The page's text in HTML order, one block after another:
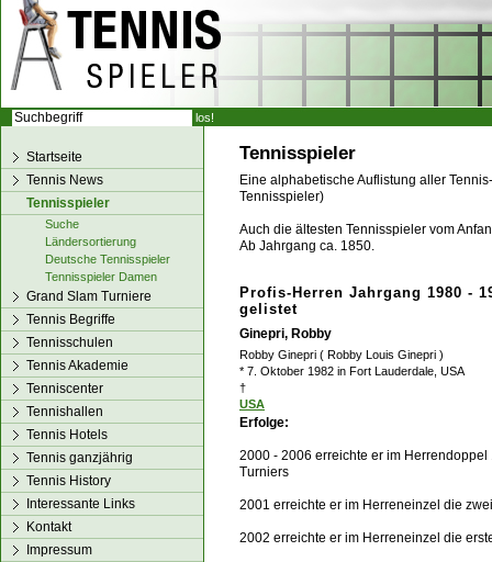
Tennisspieler
Eine alphabetische Auflistung aller
Tennisspieler)
Auch die ältesten Tennisspieler vom
Ab Jahrgang ca. 1850.
Profis-Herren Jahrgang 1980 -
gelistet
Ginepri, Robby
Robby Ginepri ( Robby Louis Ginepri )
* 7. Oktober 1982 in Fort Lauderdale, USA
†
USA
Erfolge:
2000 - 2006 erreichte er im
Turniers
2001 erreichte er im Herreneinzel die
2002 erreichte er im Herreneinzel die
Startseite
Tennis News
Tennisspieler
Suche
Ländersortierung
Deutsche Tennisspieler
Tennisspieler Damen
Grand Slam Turniere
Tennis Begriffe
Tennisschulen
Tennis Akademie
Tenniscenter
Tennishallen
Tennis Hotels
Tennis ganzjährig
Tennis History
Interessante Links
Kontakt
Impressum
los!